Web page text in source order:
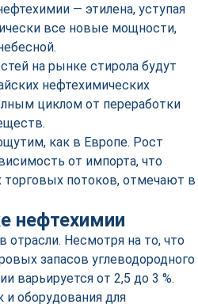
— этилена, уступая
все новые мощности,
на рынке стирола будут
нефтехимических
циклом от переработки
как в Европе. Рост
от импорта, что
торговых потоков, отмечают в
нефтехимии
Несмотря на то, что
запасов углеводородного
варьируется от 2,5 до 3 %.
и оборудования для